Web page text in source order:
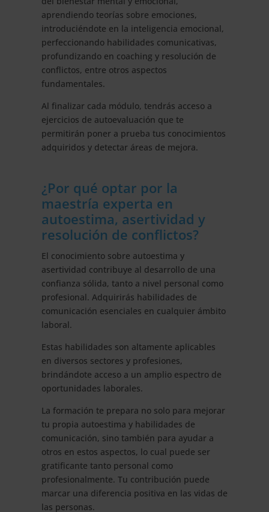
aprendiendo teorías sobre emociones,
introduciéndote en la inteligencia emocional,
perfeccionando habilidades comunicativas,
profundizando en coaching y resolución de
conflictos, entre otros aspectos
fundamentales.
Al finalizar cada módulo, tendrás acceso a
ejercicios de autoevaluación que te
permitirán poner a prueba tus conocimientos
adquiridos y detectar áreas de mejora.
¿Por qué optar por la
maestría experta en
autoestima, asertividad y
resolución de conflictos?
El conocimiento sobre autoestima y
asertividad contribuye al desarrollo de una
confianza sólida, tanto a nivel personal como
profesional. Adquirirás habilidades de
comunicación esenciales en cualquier ámbito
laboral.
Estas habilidades son altamente aplicables
en diversos sectores y profesiones,
brindándote acceso a un amplio espectro de
oportunidades laborales.
La formación te prepara no solo para mejorar
tu propia autoestima y habilidades de
comunicación, sino también para ayudar a
otros en estos aspectos, lo cual puede ser
gratificante tanto personal como
profesionalmente. Tu contribución puede
marcar una diferencia positiva en las vidas de
las personas.